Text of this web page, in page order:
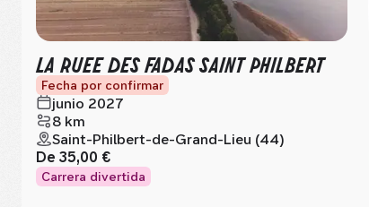
LA RUEE DES FADAS SAINT PHILBERT
Fecha por confirmar
junio 2027
8 km
Saint-Philbert-de-Grand-Lieu (44)
De 35,00 €
Carrera divertida